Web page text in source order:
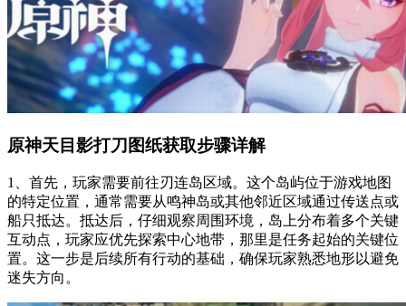
原神天目影打刀图纸获取步骤详解
1、首先，玩家需要前往刃连岛区域。这个岛屿位于游戏地图
的特定位置，通常需要从鸣神岛或其他邻近区域通过传送点或
船只抵达。抵达后，仔细观察周围环境，岛上分布着多个关键
互动点，玩家应优先探索中心地带，那里是任务起始的关键位
置。这一步是后续所有行动的基础，确保玩家熟悉地形以避免
迷失方向。